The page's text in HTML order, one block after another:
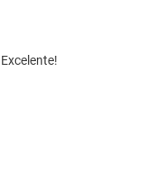
Excelente!